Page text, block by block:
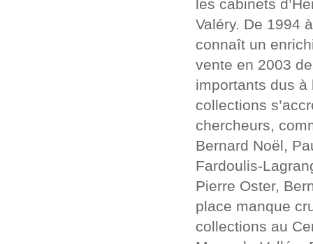
les cabinets
Valéry. De 1994
connaît un
vente en 2003
importants dus à
collections
chercheurs,
Bernard Noël,
Fardoulis-
Pierre Oster,
place manque
collections au